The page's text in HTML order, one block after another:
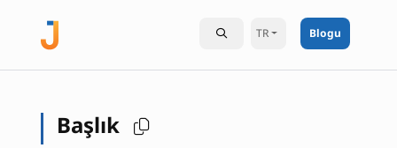
TR Blogu
Başlık